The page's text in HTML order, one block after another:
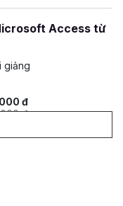
Access từ
giảng
đ
đ